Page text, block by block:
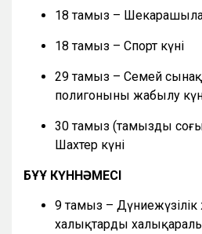
18 тамыз –
18 тамыз – Спорт күні
29 тамыз – Семей
полигонының жабылу
30 тамыз (тамыздың
Шахтер күні
БҰҰ КҮННӘМЕСІ
9 тамыз – Дүниежүзілік
халықтардың